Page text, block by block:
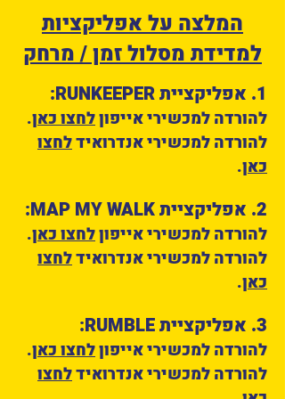
המלצה על אפליקציות
למדידת מסלול זמן / מרחק
1. אפליקציית RUNKEEPER:
להורדה למכשירי אייפוןלחצו כאן.
להורדה למכשירי אנדרואידלחצו
כאן.
2. אפליקציית MAP MY WALK:
להורדה למכשירי אייפוןלחצו כאן.
להורדה למכשירי אנדרואידלחצו
כאן.
3. אפליקציית RUMBLE:
להורדה למכשירי אייפוןלחצו כאן.
להורדה למכשירי אנדרואידלחצו